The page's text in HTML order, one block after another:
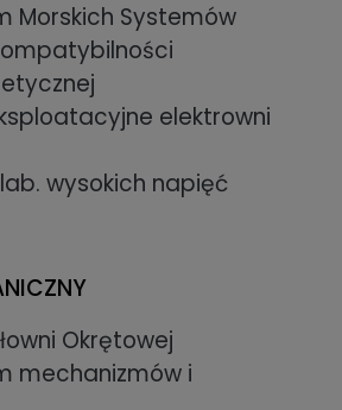
Morskich Systemów
elektrowni
wysokich napięć
Okrętowej
mechanizmów i